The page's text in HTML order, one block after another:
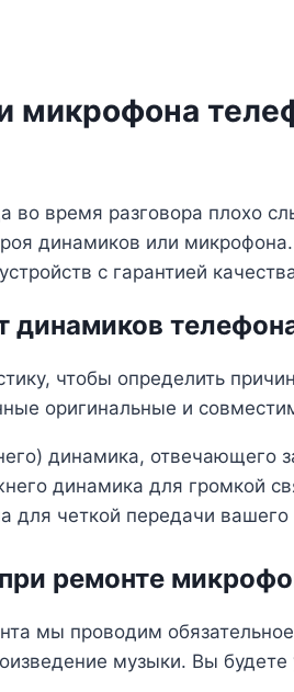
микрофона
во время разговора плохо
динамиков или
с гарантией
динамиков
чтобы определить
оригинальные и
динамика, отвечающего
динамика для громкой
для четкой передачи вашего
ремонте
мы проводим
музыки. Вы